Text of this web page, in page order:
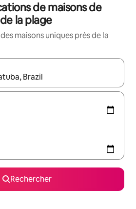
de maisons de
la plage
maisons uniques près de la
s'affichent, utilisez les flèches vers le
Rechercher